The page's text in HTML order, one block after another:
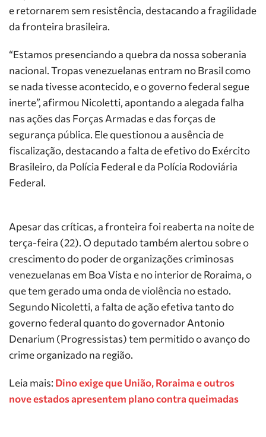
e retornarem sem resistência, destacando a fragilidade
da fronteira brasileira.
“Estamos presenciando a quebra da nossa soberania
nacional. Tropas venezuelanas entram no Brasil como
se nada tivesse acontecido, e o governo federal segue
inerte”, afirmou Nicoletti, apontando a alegada falha
nas ações das Forças Armadas e das forças de
segurança pública. Ele questionou a ausência de
fiscalização, destacando a falta de efetivo do Exército
Brasileiro, da Polícia Federal e da Polícia Rodoviária
Federal.
Apesar das críticas, a fronteira foi reaberta na noite de
terça-feira (22). O deputado também alertou sobre o
crescimento do poder de organizações criminosas
venezuelanas em Boa Vista e no interior de Roraima, o
que tem gerado uma onda de violência no estado.
Segundo Nicoletti, a falta de ação efetiva tanto do
governo federal quanto do governador Antonio
Denarium (Progressistas) tem permitido o avanço do
crime organizado na região.
Leia mais: Dino exige que União, Roraima e outros
nove estados apresentem plano contra queimadas